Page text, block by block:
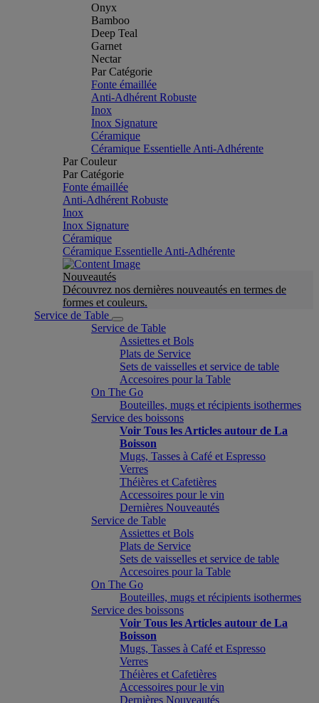
Onyx
Bamboo
Deep Teal
Garnet
Nectar
Par Catégorie
Fonte émaillée
Anti-Adhérent Robuste
Inox
Inox Signature
Céramique
Céramique Essentielle Anti-Adhérente
Par Couleur
Par Catégorie
Fonte émaillée
Anti-Adhérent Robuste
Inox
Inox Signature
Céramique
Céramique Essentielle Anti-Adhérente
Nouveautés
Découvrez nos dernières nouveautés en termes de
formes et couleurs.
Service de Table
Service de Table
Assiettes et Bols
Plats de Service
Sets de vaisselles et service de table
Accesoires pour la Table
On The Go
Bouteilles, mugs et récipients isothermes
Service des boissons
Voir Tous les Articles autour de La
Boisson
Mugs, Tasses à Café et Espresso
Verres
Théières et Cafetières
Accessoires pour le vin
Dernières Nouveautés
Service de Table
Assiettes et Bols
Plats de Service
Sets de vaisselles et service de table
Accesoires pour la Table
On The Go
Bouteilles, mugs et récipients isothermes
Service des boissons
Voir Tous les Articles autour de La
Boisson
Mugs, Tasses à Café et Espresso
Verres
Théières et Cafetières
Accessoires pour le vin
Dernières Nouveautés